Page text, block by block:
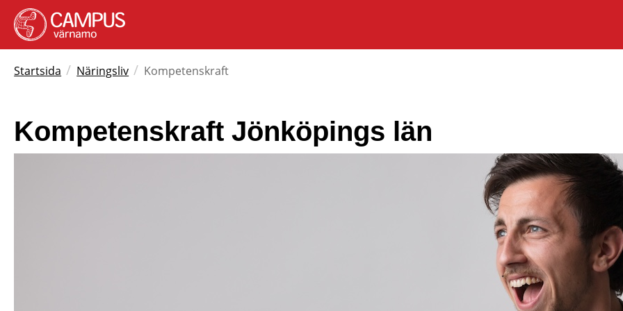
Startsida / Näringsliv / Kompetenskraft
Kompetenskraft Jönköpings län